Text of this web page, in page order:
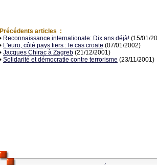
Précédents articles :
Reconnaissance internationale: Dix ans déjà! (15/01/
L'euro, côté pays tiers : le cas croate (07/01/2002)
Jacques Chirac à Zagreb (21/12/2001)
Solidarité et démocratie contre terrorisme (23/11/2001)